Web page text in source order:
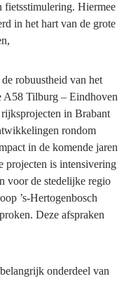
fietsstimulering. Hiermee
in het hart van de grote
robuustheid van het
A58 Tilburg – Eindhoven
in Brabant
rondom
in de komende jaren
projecten is intensivering
voor de stedelijke regio
’s-Hertogenbosch
Deze afspraken
onderdeel van